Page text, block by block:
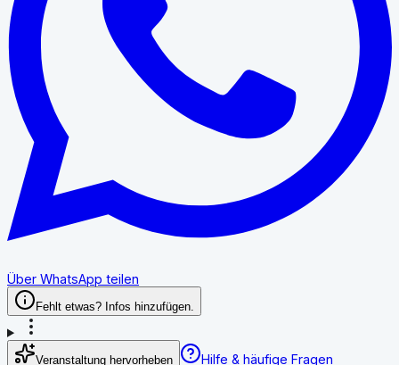
Über WhatsApp teilen
Fehlt etwas? Infos hinzufügen.
Veranstaltung hervorheben Hilfe & häufige Fragen